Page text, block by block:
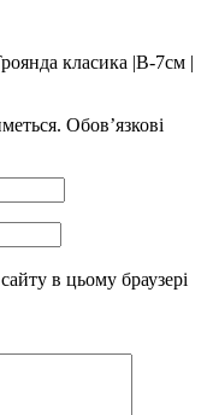
класика |В-7см |
Обов’язкові
в цьому браузері